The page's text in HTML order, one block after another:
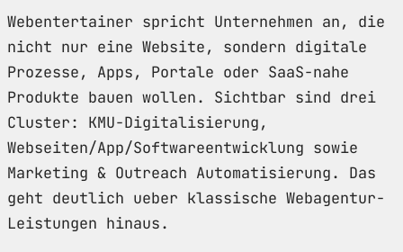
Webentertainer spricht Unternehmen an, die
nicht nur eine Website, sondern digitale
Prozesse, Apps, Portale oder SaaS-nahe
Produkte bauen wollen. Sichtbar sind drei
Cluster: KMU-Digitalisierung,
Webseiten/App/Softwareentwicklung sowie
Marketing & Outreach Automatisierung. Das
geht deutlich ueber klassische Webagentur-
Leistungen hinaus.